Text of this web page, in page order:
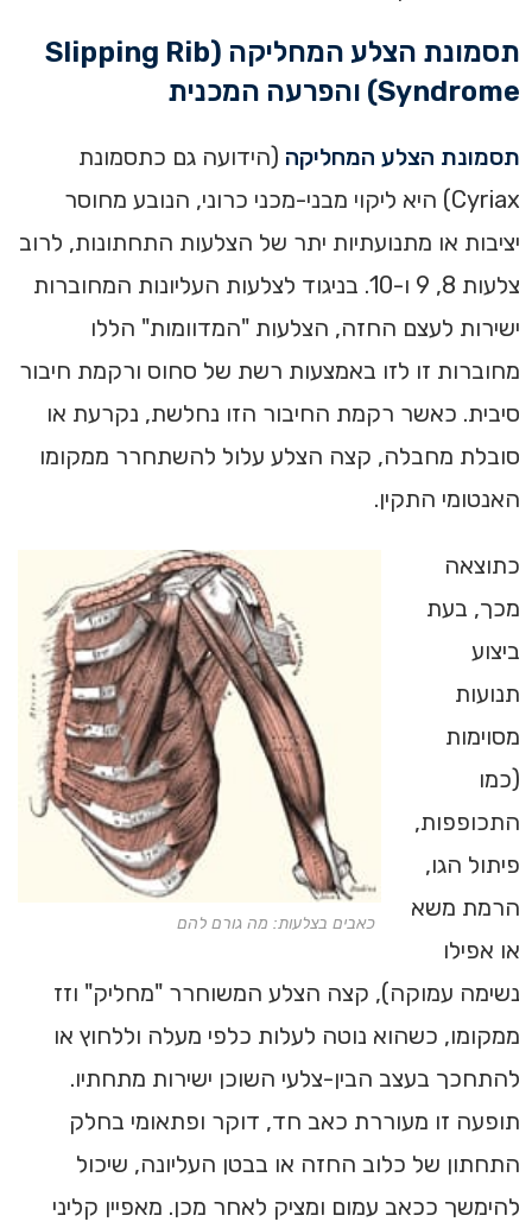
תסמונת הצלע המחליקה (Slipping Rib
Syndrome) והפרעה המכנית
תסמונת הצלע המחליקה (הידועה גם כתסמונת
Cyriax) היא ליקוי מבני-מכני כרוני, הנובע מחוסר
יציבות או מתנועתיות יתר של הצלעות התחתונות, לרוב
צלעות 8, 9 ו-10. בניגוד לצלעות העליונות המחוברות
ישירות לעצם החזה, הצלעות "המדוומות" הללו
מחוברות זו לזו באמצעות רשת של סחוס ורקמת חיבור
סיבית. כאשר רקמת החיבור הזו נחלשת, נקרעת או
סובלת מחבלה, קצה הצלע עלול להשתחרר ממקומו
האנטומי התקין.
כאבים בצלעות: מה גורם להם
כתוצאה
מכך, בעת
ביצוע
תנועות
מסוימות
(כמו
התכופפות,
פיתול הגו,
הרמת משא
או אפילו
נשימה עמוקה), קצה הצלע המשוחרר "מחליק" וזז
ממקומו, כשהוא נוטה לעלות כלפי מעלה וללחוץ או
להתחכך בעצב הבין-צלעי השוכן ישירות מתחתיו.
תופעה זו מעוררת כאב חד, דוקר ופתאומי בחלק
התחתון של כלוב החזה או בבטן העליונה, שיכול
להימשך ככאב עמום ומציק לאחר מכן. מאפיין קליני